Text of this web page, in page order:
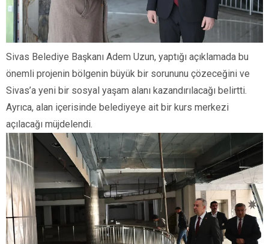
Sivas Belediye Başkanı Adem Uzun, yaptığı açıklamada bu
önemli projenin bölgenin büyük bir sorununu çözeceğini ve
Sivas’a yeni bir sosyal yaşam alanı kazandırılacağı belirtti.
Ayrıca, alan içerisinde belediyeye ait bir kurs merkezi
açılacağı müjdelendi.